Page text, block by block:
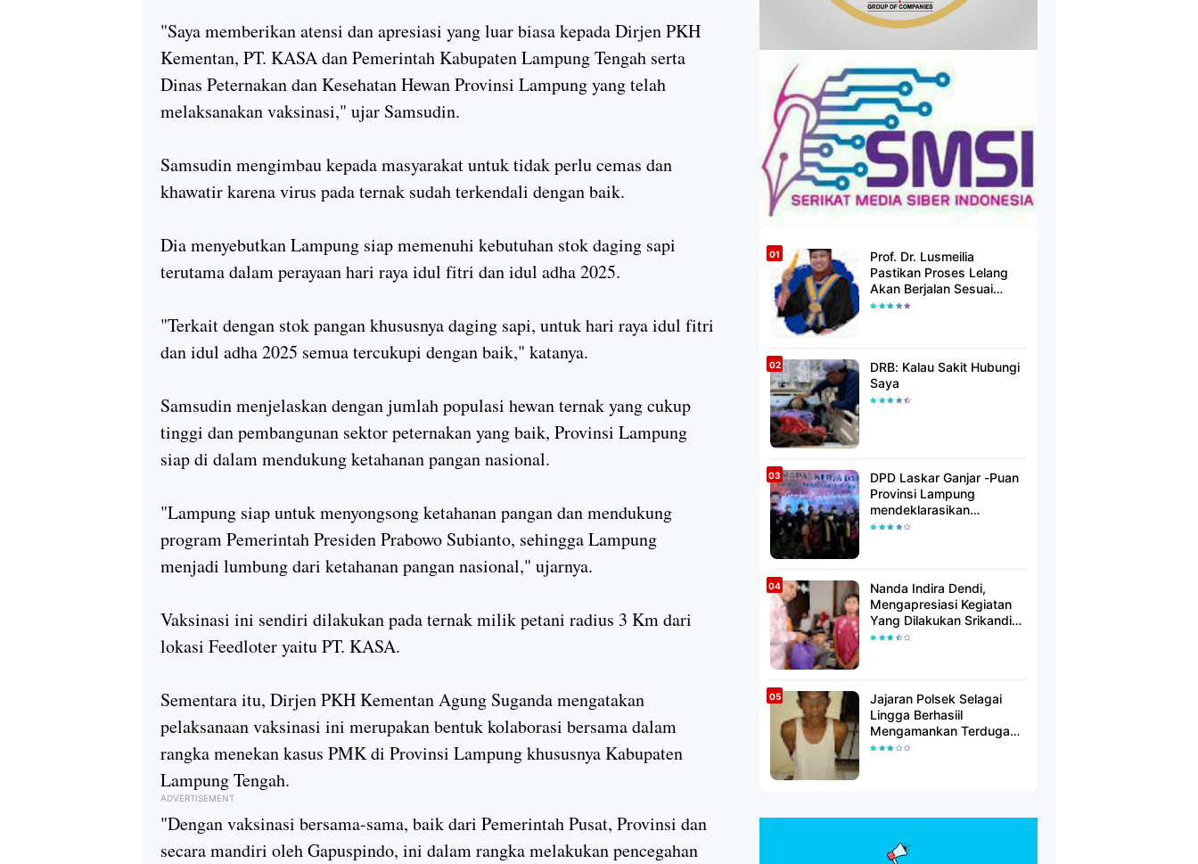
"Saya memberikan atensi dan apresiasi yang luar biasa kepada Dirjen PKH
Kementan, PT. KASA dan Pemerintah Kabupaten Lampung Tengah serta
Dinas Peternakan dan Kesehatan Hewan Provinsi Lampung yang telah
melaksanakan vaksinasi," ujar Samsudin.
Samsudin mengimbau kepada masyarakat untuk tidak perlu cemas dan
khawatir karena virus pada ternak sudah terkendali dengan baik.
Dia menyebutkan Lampung siap memenuhi kebutuhan stok daging sapi
terutama dalam perayaan hari raya idul fitri dan idul adha 2025.
"Terkait dengan stok pangan khususnya daging sapi, untuk hari raya idul fitri
dan idul adha 2025 semua tercukupi dengan baik," katanya.
Samsudin menjelaskan dengan jumlah populasi hewan ternak yang cukup
tinggi dan pembangunan sektor peternakan yang baik, Provinsi Lampung
siap di dalam mendukung ketahanan pangan nasional.
"Lampung siap untuk menyongsong ketahanan pangan dan mendukung
program Pemerintah Presiden Prabowo Subianto, sehingga Lampung
menjadi lumbung dari ketahanan pangan nasional," ujarnya.
Vaksinasi ini sendiri dilakukan pada ternak milik petani radius 3 Km dari
lokasi Feedloter yaitu PT. KASA.
Sementara itu, Dirjen PKH Kementan Agung Suganda mengatakan
pelaksanaan vaksinasi ini merupakan bentuk kolaborasi bersama dalam
rangka menekan kasus PMK di Provinsi Lampung khususnya Kabupaten
Lampung Tengah.
ADVERTISEMENT
"Dengan vaksinasi bersama-sama, baik dari Pemerintah Pusat, Provinsi dan
secara mandiri oleh Gapuspindo, ini dalam rangka melakukan pencegahan
Prof. Dr. Lusmeilia
Pastikan Proses Lelang
Akan Berjalan Sesuai
Aturan
DRB: Kalau Sakit Hubungi
Saya
DPD Laskar Ganjar -Puan
Provinsi Lampung
mendeklarasikan
Mendukung Ganjar-Puan
Nanda Indira Dendi,
Mengapresiasi Kegiatan
Yang Dilakukan Srikandi
Dermawan
Jajaran Polsek Selagai
Lingga Berhasiil
Mengamankan Terduga
Pelaku Pencabulan Anak